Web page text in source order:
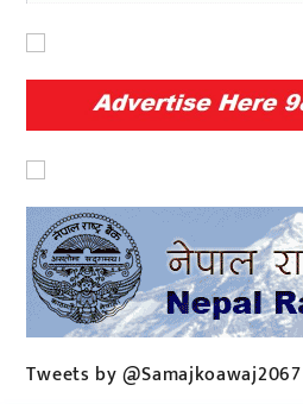
Tweets by @Samajkoawaj2067